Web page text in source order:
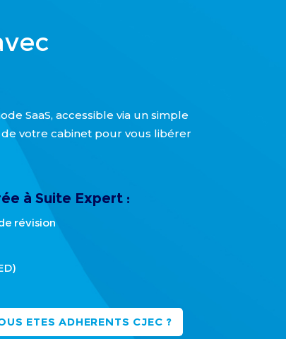
SaaS, accessible via un simple
votre cabinet pour vous libérer
à Suite Expert :
révision
ETES ADHERENTS CJEC ?